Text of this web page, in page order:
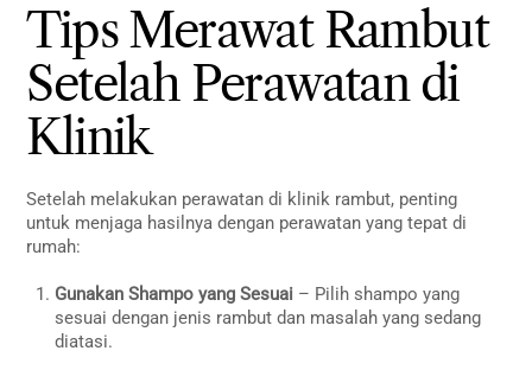
Tips Merawat Rambut
Setelah Perawatan di
Klinik
Setelah melakukan perawatan di klinik rambut, penting
untuk menjaga hasilnya dengan perawatan yang tepat di
rumah:
Gunakan Shampo yang Sesuai – Pilih shampo yang
sesuai dengan jenis rambut dan masalah yang sedang
diatasi.